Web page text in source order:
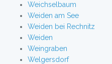
Weichselbaum
Weiden am See
Weiden bei Rechnitz
Weiden
Weingraben
Welgersdorf